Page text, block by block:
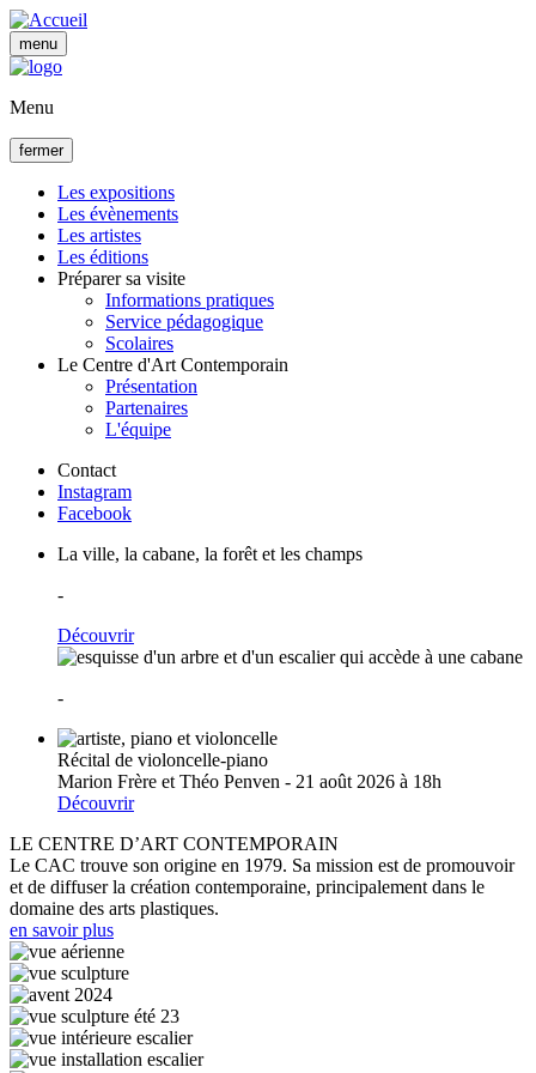
Aller
au
contenu
menu
Menu
fermer
Navigation
principale
Les expositions
Les évènements
Les artistes
Les éditions
Préparer sa visite
Informations pratiques
Service pédagogique
Scolaires
Le Centre d'Art Contemporain
Présentation
Partenaires
L'équipe
Contact
Instagram
Facebook
La ville, la cabane, la forêt et les champs
-
Découvrir
-
Récital de violoncelle-piano
Marion Frère et Théo Penven - 21 août 2026 à 18h
Découvrir
LE CENTRE D’ART CONTEMPORAIN
Le CAC trouve son origine en 1979. Sa mission est de promouvoir
et de diffuser la création contemporaine, principalement dans le
domaine des arts plastiques.
en savoir plus